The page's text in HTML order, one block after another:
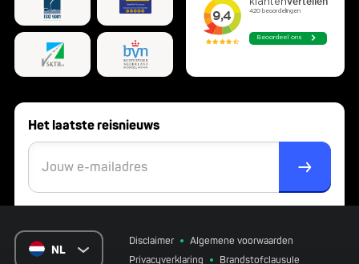
Het laatste reisnieuws
NL
Disclaimer
Algemene voorwaarden
Privacyverklaring
Brandstofclausule